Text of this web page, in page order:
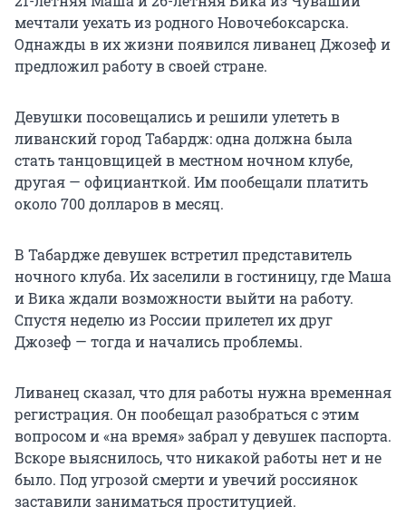
мечтали уехать из родного Новочебоксарска.
Однажды в их жизни появился ливанец Джозеф и
предложил работу в своей стране.
Девушки посовещались и решили улететь в
ливанский город Табардж: одна должна была
стать танцовщицей в местном ночном клубе,
другая — официанткой. Им пообещали платить
около 700 долларов в месяц.
В Табардже девушек встретил представитель
ночного клуба. Их заселили в гостиницу, где Маша
и Вика ждали возможности выйти на работу.
Спустя неделю из России прилетел их друг
Джозеф — тогда и начались проблемы.
Ливанец сказал, что для работы нужна временная
регистрация. Он пообещал разобраться с этим
вопросом и «на время» забрал у девушек паспорта.
Вскоре выяснилось, что никакой работы нет и не
было. Под угрозой смерти и увечий россиянок
заставили заниматься проституцией.